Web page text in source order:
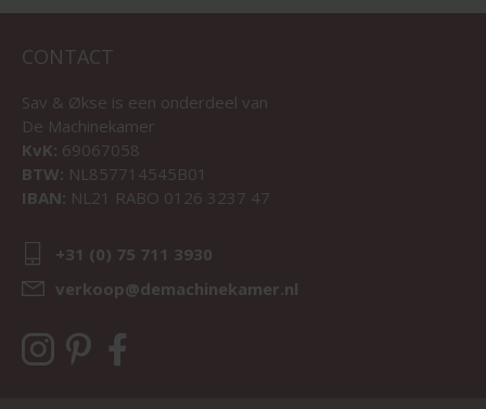
CONTACT
Sav & Økse is een onderdeel van
De Machinekamer
KvK: 69067058
BTW: NL857714545B01
IBAN: NL21 RABO 0126 3237 47
+31 (0) 75 711 3930
verkoop@demachinekamer.nl